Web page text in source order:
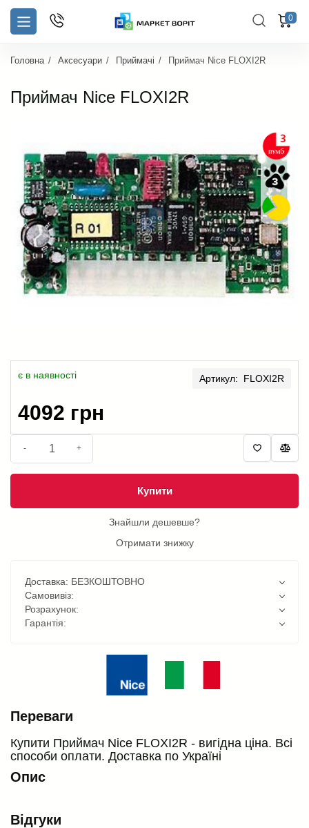
0
Головна Аксесуари Приймачі Приймач Nice FLOXI2R
Приймач Nice FLOXI2R
є в наявності Артикул: FLOXI2R
4092 грн
- +
Купити
Знайшли дешевше?
Отримати знижку
Доставка: БЕЗКОШТОВНО
Самовивіз:
Розрахунок:
Гарантія:
Переваги
Купити Приймач Nice FLOXI2R - вигідна ціна. Всі
способи оплати. Доставка по Україні
Опис
Відгуки